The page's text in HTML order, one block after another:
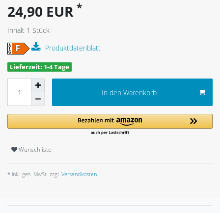
24,90 EUR *
Inhalt 1 Stück
Produktdatenblatt
Lieferzeit: 1-4 Tage
In den Warenkorb
Wunschliste
* inkl. ges. MwSt. zzgl. Versandkosten